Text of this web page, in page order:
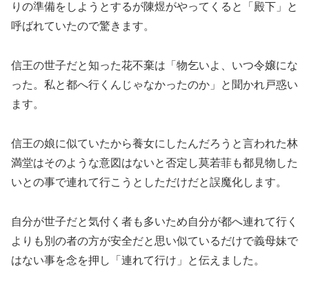
りの準備をしようとするが陳煜がやってくると「殿下」と
呼ばれていたので驚きます。
信王の世子だと知った花不棄は「物乞いよ、いつ令嬢にな
った。私と都へ行くんじゃなかったのか」と聞かれ戸惑い
ます。
信王の娘に似ていたから養女にしたんだろうと言われた林
満堂はそのような意図はないと否定し莫若菲も都見物した
いとの事で連れて行こうとしただけだと誤魔化します。
自分が世子だと気付く者も多いため自分が都へ連れて行く
よりも別の者の方が安全だと思い似ているだけで義母妹で
はない事を念を押し「連れて行け」と伝えました。